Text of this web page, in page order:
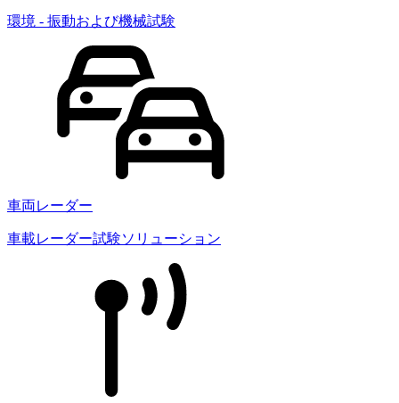
環境 - 振動および機械試験
車両レーダー
車載レーダー試験ソリューション